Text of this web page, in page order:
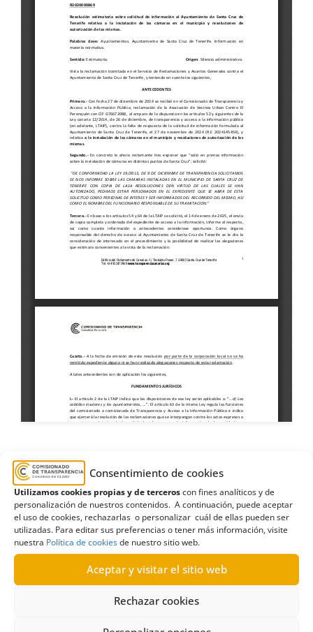
Consentimiento de cookies
Utilizamos cookies propias y de terceroscon fines analíticos y de
personalización de nuestros contenidos. A continuación, puede aceptar
el uso de cookies, rechazarlas o personalizar cuál de ellas pueden ser
utilizadas. Para editar sus preferencias o tener más información, visite
nuestra Política de cookiesde nuestro sitio web.
Aceptar y visitar el sitio web
Rechazar cookies
asociación,autorización,Ayuntamiento de
Santa Cruz de Tenerife,cámaras,El Perenquén,
Estimatoria ,Urban Centro,vecinos